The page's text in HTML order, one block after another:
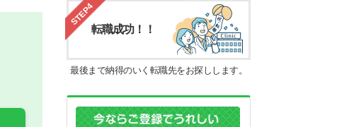
STEP4
転職成功！！
最後まで納得のいく転職先をお探しします。